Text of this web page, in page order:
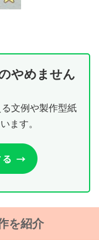
やめません
文例や製作型紙
ます。
を紹介